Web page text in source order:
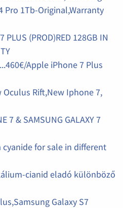
Pro 1Tb-Original,Warranty
PLUS (PROD)RED 128GB IN
Apple iPhone 7 Plus
Rift,New Iphone 7,
7 & SAMSUNG GALAXY 7
for sale in different
cianid eladó különböző
Galaxy S7